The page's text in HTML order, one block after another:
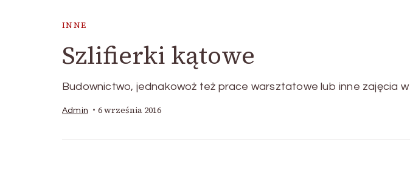
INNE
Szlifierki kątowe
Budownictwo, jednakowoż też prace warsztatowe lub inne zajęcia
Admin 6 września 2016